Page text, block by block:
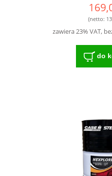
(netto:
zawiera 23% VAT,
do